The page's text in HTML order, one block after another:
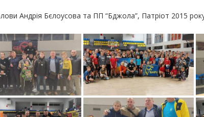
Андрія Бєлоусова та ПП “Бджола”, Патріот 2015